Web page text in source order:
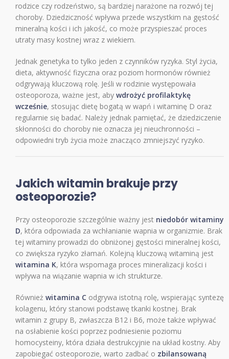
rodzice czy rodzeństwo, są bardziej narażone na rozwój tej
choroby. Dziedziczność wpływa przede wszystkim na gęstość
mineralną kości i ich jakość, co może przyspieszać proces
utraty masy kostnej wraz z wiekiem.
Jednak genetyka to tylko jeden z czynników ryzyka. Styl życia,
dieta, aktywność fizyczna oraz poziom hormonów również
odgrywają kluczową rolę. Jeśli w rodzinie występowała
osteoporoza, ważne jest, aby wdrożyć profilaktykę
wcześnie, stosując dietę bogatą w wapń i witaminę D oraz
regularnie się badać. Należy jednak pamiętać, że dziedziczenie
skłonności do choroby nie oznacza jej nieuchronności –
odpowiedni tryb życia może znacząco zmniejszyć ryzyko.
Jakich witamin brakuje przy
osteoporozie?
Przy osteoporozie szczególnie ważny jest niedobór witaminy
D, która odpowiada za wchłanianie wapnia w organizmie. Brak
tej witaminy prowadzi do obniżonej gęstości mineralnej kości,
co zwiększa ryzyko złamań. Kolejną kluczową witaminą jest
witamina K, która wspomaga proces mineralizacji kości i
wpływa na wiązanie wapnia w ich strukturze.
Również witamina C odgrywa istotną rolę, wspierając syntezę
kolagenu, który stanowi podstawę tkanki kostnej. Brak
witamin z grupy B, zwłaszcza B12 i B6, może także wpływać
na osłabienie kości poprzez podniesienie poziomu
homocysteiny, która działa destrukcyjnie na układ kostny. Aby
zapobiegać osteoporozie, warto zadbać o zbilansowaną